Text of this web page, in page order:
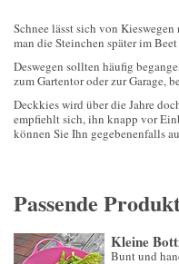
Schnee lässt sich von
man die Steinchen später im
Deswegen sollten häufig
zum Gartentor oder zur Garage,
Deckkies wird über die Jahre
empfiehlt sich, ihn knapp vor
können Sie Ihn gegebenenfalls
Passende
Kleine
Bunt und